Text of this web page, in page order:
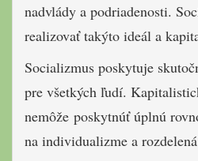
nadvlády a podriadenosti.
realizovať takýto ideál a
Socializmus poskytuje
pre všetkých ľudí.
nemôže poskytnúť úplnú
na individualizme a